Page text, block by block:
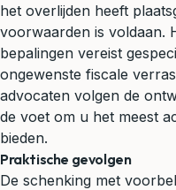
het overlijden heeft
voorwaarden is voldaan.
bepalingen vereist
ongewenste fiscale
advocaten volgen de
de voet om u het meest
bieden.
Praktische gevolgen
De schenking met